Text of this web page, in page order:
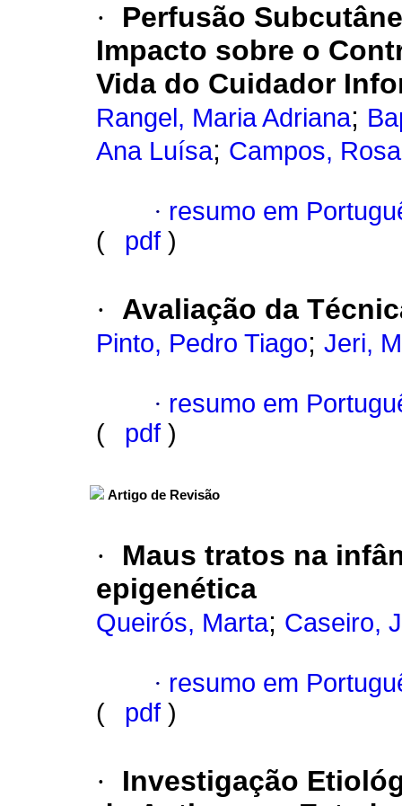
·
Perfusão
Impacto sobre o
Vida do Cuidador
Rangel, Maria Adriana;
Ana Luísa; Campos,
· resumo em
(
pdf )
· Avaliação da
Pinto, Pedro Tiago; Jeri,
· resumo em
(
pdf )
Artigo de Revisão
·
Maus tratos na
epigenética
Queirós, Marta; Caseiro,
· resumo em
(
pdf )
·
Investigação